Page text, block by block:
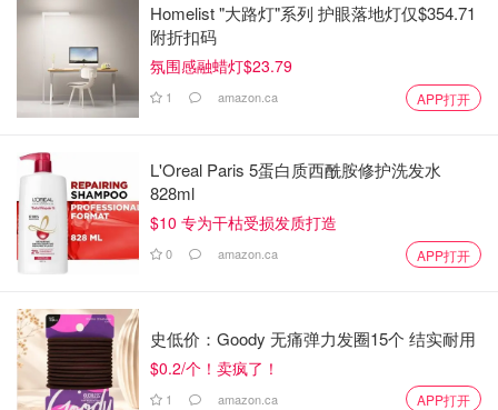
Homelist "大路灯"系列 护眼落地灯仅$354.71
附折扣码
氛围感融蜡灯$23.79
1 amazon.ca APP打开
L'Oreal Paris 5蛋白质西酰胺修护洗发水
828ml
$10 专为干枯受损发质打造
0 amazon.ca APP打开
史低价：Goody 无痛弹力发圈15个 结实耐用
$0.2/个！卖疯了！
1 amazon.ca APP打开